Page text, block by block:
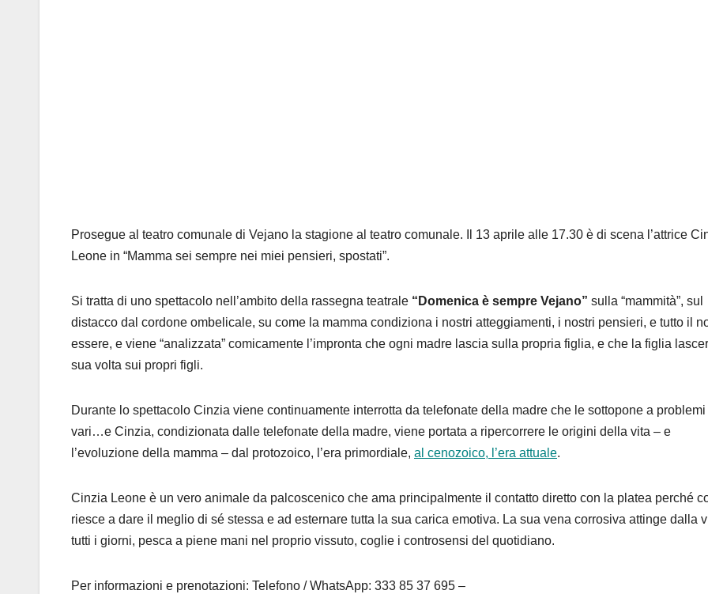
Prosegue al teatro comunale di Vejano la stagione al teatro comunale. Il 13 aprile alle 17.30 è di scena l’attrice
Leone in “Mamma sei sempre nei miei pensieri, spostati”.
Si tratta di uno spettacolo nell’ambito della rassegna teatrale “Domenica è sempre Vejano” sulla “mammità”, sul
distacco dal cordone ombelicale, su come la mamma condiziona i nostri atteggiamenti, i nostri pensieri, e tutto il
essere, e viene “analizzata” comicamente l’impronta che ogni madre lascia sulla propria figlia, e che la figlia
sua volta sui propri figli.
Durante lo spettacolo Cinzia viene continuamente interrotta da telefonate della madre che le sottopone a problemi
vari…e Cinzia, condizionata dalle telefonate della madre, viene portata a ripercorrere le origini della vita – e
l’evoluzione della mamma – dal protozoico, l’era primordiale, al cenozoico, l’era attuale.
Cinzia Leone è un vero animale da palcoscenico che ama principalmente il contatto diretto con la platea perché
riesce a dare il meglio di sé stessa e ad esternare tutta la sua carica emotiva. La sua vena corrosiva attinge dalla
tutti i giorni, pesca a piene mani nel proprio vissuto, coglie i controsensi del quotidiano.
Per informazioni e prenotazioni: Telefono / WhatsApp: 333 85 37 695 –